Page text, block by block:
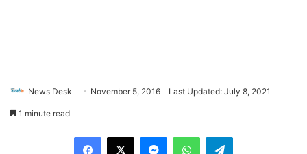
News Desk November 5, 2016 Last Updated: July 8, 2021
1 minute read